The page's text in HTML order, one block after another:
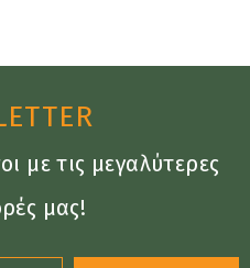
με τις μεγαλύτερες
μας!